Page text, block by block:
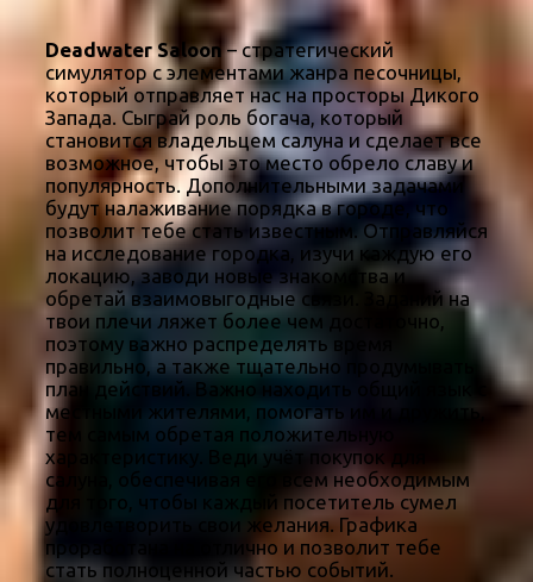
Deadwater Saloon– стратегический
симулятор с элементами жанра песочницы,
который отправляет нас на просторы Дикого
Запада. Сыграй роль богача, который
становится владельцем салуна и сделает все
возможное, чтобы это место обрело славу и
популярность. Дополнительными задачами
будут налаживание порядка в городе, что
позволит тебе стать известным. Отправляйся
на исследование городка, изучи каждую его
локацию, заводи новые знакомства и
обретай взаимовыгодные связи. Заданий на
твои плечи ляжет более чем достаточно,
поэтому важно распределять время
правильно, а также тщательно продумывать
план действий. Важно находить общий язык с
местными жителями, помогать им и дружить,
тем самым обретая положительную
характеристику. Веди учёт покупок для
салуна, обеспечивая его всем необходимым
для того, чтобы каждый посетитель сумел
удовлетворить свои желания. Графика
проработана на отлично и позволит тебе
стать полноценной частью событий.